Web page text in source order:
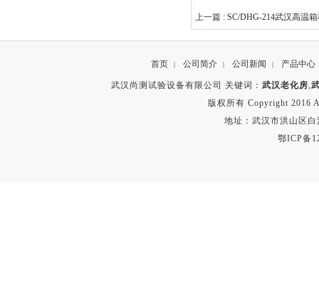
上一篇 : SC/DHG-214武汉高温
首页 | 公司简介 | 公司新闻 | 产品中心
武汉尚测试验设备有限公司 关键词：武汉老化房,
版权所有 Copyright 2016
地址：武汉市洪山区
鄂ICP备